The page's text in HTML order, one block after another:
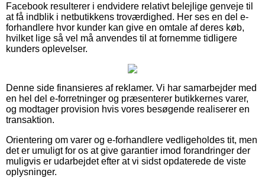
Facebook resulterer i endvidere relativt belejlige genveje til
at få indblik i netbutikkens troværdighed. Her ses en del e-
forhandlere hvor kunder kan give en omtale af deres køb,
hvilket lige så vel må anvendes til at fornemme tidligere
kunders oplevelser.
Denne side finansieres af reklamer. Vi har samarbejder med
en hel del e-forretninger og præsenterer butikkernes varer,
og modtager provision hvis vores besøgende realiserer en
transaktion.
Orientering om varer og e-forhandlere vedligeholdes tit, men
det er umuligt for os at give garantier imod forandringer der
muligvis er udarbejdet efter at vi sidst opdaterede de viste
oplysninger.